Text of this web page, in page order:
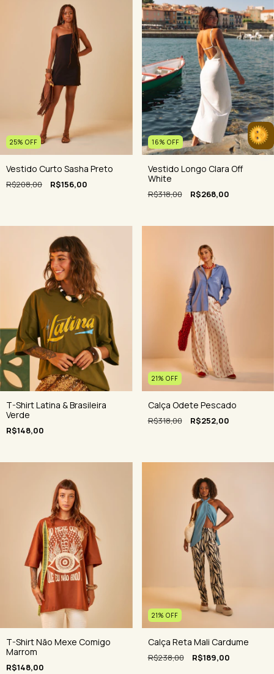
25% OFF
Vestido Curto Sasha Preto
R$208,00 R$156,00
16% OFF
Vestido Longo Clara Off
White
R$318,00 R$268,00
T-Shirt Latina & Brasileira
Verde
R$148,00
21% OFF
Calça Odete Pescado
R$318,00 R$252,00
T-Shirt Não Mexe Comigo
Marrom
R$148,00
21% OFF
Calça Reta Mali Cardume
R$238,00 R$189,00